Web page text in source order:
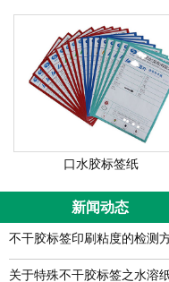
口水胶标签纸
新闻动态
不干胶标签印刷粘度的检测
关于特殊不干胶标签之水溶